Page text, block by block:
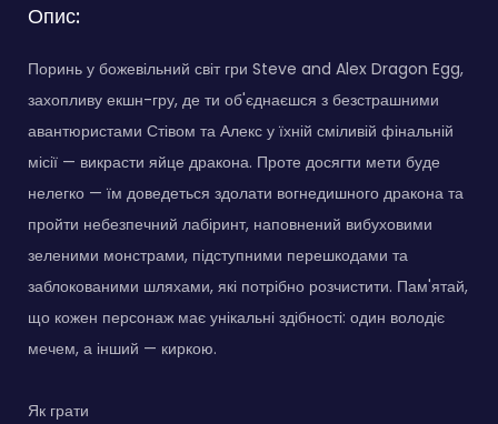
Опис:
Поринь у божевільний світ гри Steve and Alex Dragon Egg,
захопливу екшн-гру, де ти об'єднаєшся з безстрашними
авантюристами Стівом та Алекс у їхній сміливій фінальній
місії — викрасти яйце дракона. Проте досягти мети буде
нелегко — їм доведеться здолати вогнедишного дракона та
пройти небезпечний лабіринт, наповнений вибуховими
зеленими монстрами, підступними перешкодами та
заблокованими шляхами, які потрібно розчистити. Пам'ятай,
що кожен персонаж має унікальні здібності: один володіє
мечем, а інший — киркою.
Як грати